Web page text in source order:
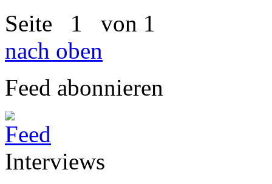
Seite 1 von 1
nach oben
Feed abonnieren
Interviews